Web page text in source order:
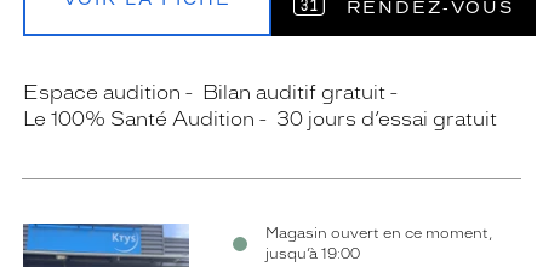
RENDEZ‑VOUS
Espace audition
Bilan auditif gratuit
Le 100% Santé Audition
30 jours d’essai gratuit
Magasin ouvert en ce moment,
jusqu’à 19:00